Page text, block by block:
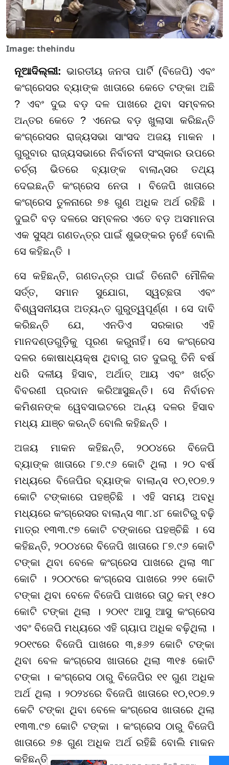
Image: thehindu
ନୂଆଦିଲ୍ଲୀ:ଭାରତୀୟ ଜନତା ପାର୍ଟି (ବିଜେପି) ଏବଂ
କଂଗ୍ରେସର ବ୍ୟାଙ୍କ ଖାତାରେ କେତେ ଟଙ୍କା ଅଛି
? ଏବଂ ଦୁଇ ବଡ଼ ଦଳ ପାଖରେ ଥିବା ସମ୍ବଳର
ଅନ୍ତର କେତେ ? ଏନେଇ ବଡ଼ ଖୁଲାସା କରିଛନ୍ତି
କଂଗ୍ରେସର ରାଜ୍ୟସଭା ସାଂସଦ ଅଜୟ ମାକନ ।
ଗୁରୁବାର ରାଜ୍ୟସଭାରେ ନିର୍ବାଚନୀ ସଂସ୍କାର ଉପରେ
ଚର୍ଚ୍ଚା ଭିତରେ ବ୍ୟାଙ୍କ ବାଲାନ୍ସର ତଥ୍ୟ
ଦେଇଛନ୍ତି କଂଗ୍ରେସ ନେତା । ବିଜେପି ଖାତାରେ
କଂଗ୍ରେସ ତୁଳନାରେ ୭୫ ଗୁଣ ଅଧିକ ଅର୍ଥ ରହିଛି ।
ଦୁଇଟି ବଡ଼ ଦଳରେ ସମ୍ବଳର ଏତେ ବଡ଼ ଅସମାନତା
ଏକ ସୁସ୍ଥ ଗଣତନ୍ତ୍ର ପାଇଁ ଶୁଭଙ୍କର ନୁହେଁ ବୋଲି
ସେ କହିଛନ୍ତି ।
ସେ କହିଛନ୍ତି, ଗଣତନ୍ତ୍ର ପାଇଁ ତିନୋଟି ମୌଳିକ
ସର୍ତ୍ତ, ସମାନ ସୁଯୋଗ, ସ୍ୱଚ୍ଛତା ଏବଂ
ବିଶ୍ୱସନୀୟତା ଅତ୍ୟନ୍ତ ଗୁରୁତ୍ୱପୂର୍ଣ୍ଣ । ସେ ଦାବି
କରିଛନ୍ତି ଯେ, ଏନଡିଏ ସରକାର ଏହି
ମାନଦଣ୍ଡଗୁଡ଼ିକୁ ପୂରଣ କରୁନାହିଁ। ସେ କଂଗ୍ରେସ
ଦଳର କୋଷାଧ୍ୟକ୍ଷ ଥିବାରୁ ଗତ ଦୁଇରୁ ତିନି ବର୍ଷ
ଧରି ଦଳୀୟ ହିସାବ, ଅର୍ଥାତ୍ ଆୟ ଏବଂ ଖର୍ଚ୍ଚ
ବିବରଣୀ ପ୍ରଦାନ କରିଆସୁଛନ୍ତି। ସେ ନିର୍ବାଚନ
କମିଶନଙ୍କ ୱେବସାଇଟରେ ଅନ୍ୟ ଦଳର ହିସାବ
ମଧ୍ୟ ଯାଞ୍ଚ କରନ୍ତି ବୋଲି କହିଛନ୍ତି ।
ଅଜୟ ମାକନ କହିଛନ୍ତି, ୨୦୦୪ରେ ବିଜେପି
ବ୍ୟାଙ୍କ ଖାତାରେ ୮୭.୯୬ କୋଟି ଥିଲା । ୨୦ ବର୍ଷ
ମଧ୍ୟରେ ବିଜେପିର ବ୍ୟାଙ୍କ ବାଲାନ୍ସ ୧୦,୧୦୭.୨
କୋଟି ଟଙ୍କାରେ ପହଞ୍ଚିଛି । ଏହି ସମୟ ଅବଧି
ମଧ୍ୟରେ କଂଗ୍ରେସର ବାଲାନ୍ସ ୩୮.୪୮ କୋଟିରୁ ବଢ଼ି
ମାତ୍ର ୧୩୩.୯୭ କୋଟି ଟଙ୍କାରେ ପହଞ୍ଚିଛି । ସେ
କହିଛନ୍ତି, ୨୦୦୪ରେ ବିଜେପି ଖାତାରେ ୮୭.୯୬ କୋଟି
ଟଙ୍କା ଥିବା ବେଳେ କଂଗ୍ରେସ ପାଖରେ ଥିଲା ୩୮
କୋଟି । ୨୦୦୯ରେ କଂଗ୍ରେସ ପାଖରେ ୨୨୧ କୋଟି
ଟଙ୍କା ଥିବା ବେଳେ ବିଜେପି ପାଖରେ ତାଠୁ କମ୍ ୧୫୦
କୋଟି ଟଙ୍କା ଥିଲା । ୨୦୧୯ ଆସୁ ଆସୁ କଂଗ୍ରେସ
ଏବଂ ବିଜେପି ମଧ୍ୟରେ ଏହି ଗ୍ୟାପ ଅଧିକ ବଢ଼ିଥିଲା ।
୨୦୧୯ରେ ବିଜେପି ପାଖରେ ୩,୫୬୨ କୋଟି ଟଙ୍କା
ଥିବା ବେଳ କଂଗ୍ରେସ ଖାତାରେ ଥିଲା ୩୧୫ କୋଟି
ଟଙ୍କା । କଂଗ୍ରେସ ଠାରୁ ବିଜେପିର ୧୧ ଗୁଣ ଅଧିକ
ଅର୍ଥ ଥିଲା । ୨୦୨୪ରେ ବିଜେପି ଖାତାରେ ୧୦,୧୦୭.୨
କେଟି ଟଙ୍କା ଥିବା ବେଳେ କଂଗ୍ରେସ ଖାତାରେ ଥିଲା
୧୩୩.୯୭ କୋଟି ଟଙ୍କା । କଂଗ୍ରେସ ଠାରୁ ବିଜେପି
ଖାତାରେ ୭୫ ଗୁଣ ଅଧିକ ଅର୍ଥ ରହିଛି ବୋଲି ମାକନ
କହିଛନ୍ତି ।